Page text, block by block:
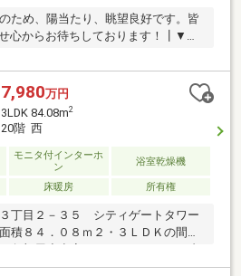
ため、陽当たり、眺望良好です。皆
心からお待ちしております！┃▼ア
船場阪大前」駅まで徒歩１分の立地
ョンの特徴
・平成17
６階建て・総戸数：119戸・安心の管
ーバンコミュティ株式会社の管理
・南向き
良好です。・夏には花火大会の花火
めます。・LDK約22畳以上ありま
7,980万円
3LDK 84.08m2
20階 西
モニタ付インターホ
ン
浴室乾燥機
床暖房 所有権
丁目２－３５ シティゲートタワー
積８４．０８ｍ２・３ＬＤＫの間取
のおすすめポイント●・室内全面リノ